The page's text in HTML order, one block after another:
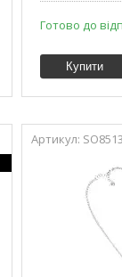
Готово до
Купити
SO8513